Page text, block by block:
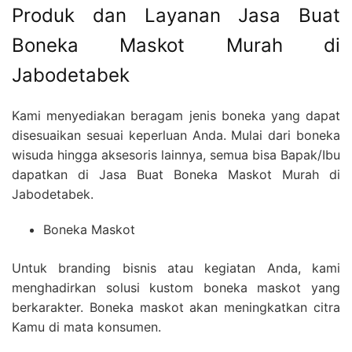
Produk dan Layanan Jasa Buat
Boneka Maskot Murah di
Jabodetabek
Kami menyediakan beragam jenis boneka yang dapat
disesuaikan sesuai keperluan Anda. Mulai dari boneka
wisuda hingga aksesoris lainnya, semua bisa Bapak/Ibu
dapatkan di Jasa Buat Boneka Maskot Murah di
Jabodetabek.
Boneka Maskot
Untuk branding bisnis atau kegiatan Anda, kami
menghadirkan solusi kustom boneka maskot yang
berkarakter. Boneka maskot akan meningkatkan citra
Kamu di mata konsumen.